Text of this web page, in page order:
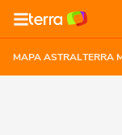
MAPA ASTRALTERRA